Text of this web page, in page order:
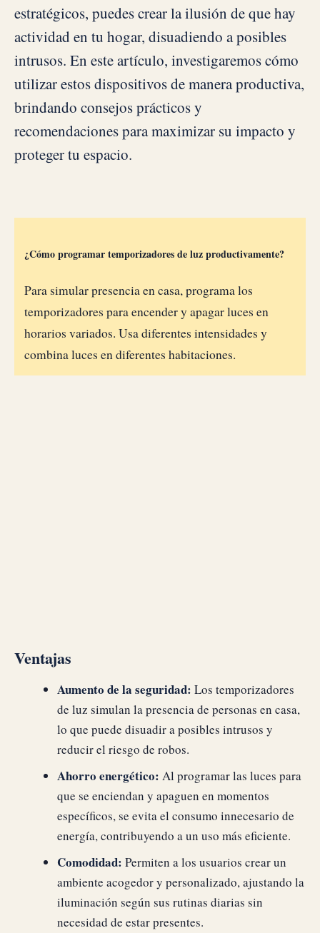
estratégicos, puedes crear la ilusión de que hay
actividad en tu hogar, disuadiendo a posibles
intrusos. En este artículo, investigaremos cómo
utilizar estos dispositivos de manera productiva,
brindando consejos prácticos y
recomendaciones para maximizar su impacto y
proteger tu espacio.
¿Cómo programar temporizadores de luz productivamente?
Para simular presencia en casa, programa los
temporizadores para encender y apagar luces en
horarios variados. Usa diferentes intensidades y
combina luces en diferentes habitaciones.
Ventajas
Aumento de la seguridad: Los temporizadores
de luz simulan la presencia de personas en casa,
lo que puede disuadir a posibles intrusos y
reducir el riesgo de robos.
Ahorro energético: Al programar las luces para
que se enciendan y apaguen en momentos
específicos, se evita el consumo innecesario de
energía, contribuyendo a un uso más eficiente.
Comodidad: Permiten a los usuarios crear un
ambiente acogedor y personalizado, ajustando la
iluminación según sus rutinas diarias sin
necesidad de estar presentes.